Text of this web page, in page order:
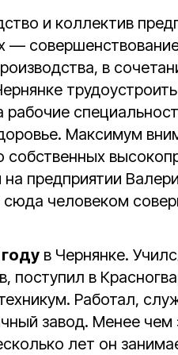
и коллектив
—
в
Максимум
предприятии
человеком
году в Чернянке.
поступил в
Работал,
завод. Менее чем
лет он